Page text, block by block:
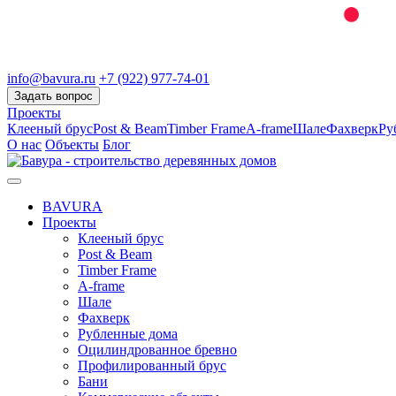
info@bavura.ru +7 (922) 977-74-01
Задать вопрос
Проекты
Клееный брусPost & BeamTimber FrameA-frameШалеФахверк
О нас Объекты Блог
BAVURA
Проекты
Клееный брус
Post & Beam
Timber Frame
A-frame
Шале
Фахверк
Рубленные дома
Оцилиндрованное бревно
Профилированный брус
Бани